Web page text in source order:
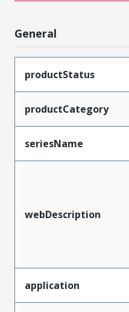
General
productStatus
productCategory
seriesName
webDescription
application